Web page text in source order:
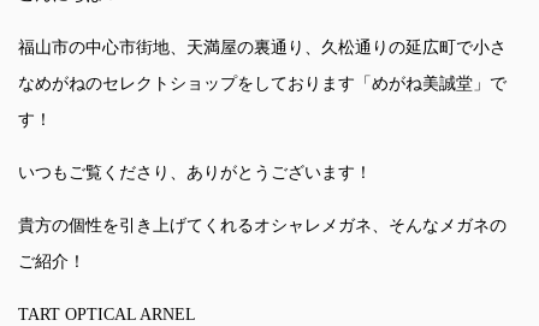
福山市の中心市街地、天満屋の裏通り、久松通りの延広町で小さ
なめがねのセレクトショップをしております「めがね美誠堂」で
す！
いつもご覧くださり、ありがとうございます！
貴方の個性を引き上げてくれるオシャレメガネ、そんなメガネの
ご紹介！
TART OPTICAL ARNEL